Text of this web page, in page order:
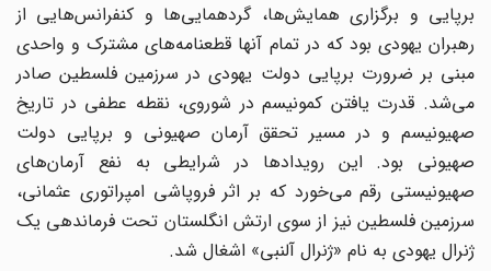
برپایی و برگزاری همایش‌ها، گردهمایی‌ها و کنفرانس‌هایی از
رهبران یهودی بود که در تمام آنها قطعنامه‌های مشترک و واحدی
مبنی بر ضرورت برپایی دولت یهودی در سرزمین فلسطین صادر
می‌شد. قدرت یافتن کمونیسم در شوروی، نقطه عطفی در تاریخ
صهیونیسم و در مسیر تحقق آرمان صهیونی و برپایی دولت
صهیونی بود. این رویدادها در شرایطی به نفع آرمان‌های
صهیونیستی رقم می‌خورد که بر اثر فروپاشی امپراتوری عثمانی،
سرزمین فلسطین نیز از سوی ارتش انگلستان تحت فرماندهی یک
ژنرال یهودی به نام «ژنرال آلنبی» اشغال شد.